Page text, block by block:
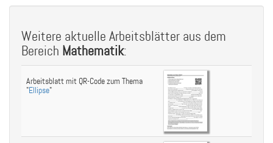
Weitere aktuelle Arbeitsblätter aus dem
Bereich Mathematik:
Arbeitsblatt mit QR-Code zum Thema
"Ellipse"